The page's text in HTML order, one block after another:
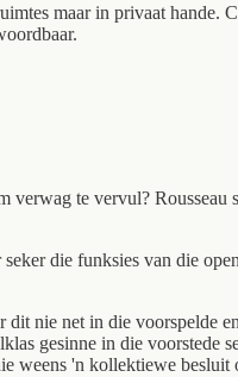
maar in privaat hande.
te vervul? Rousseau
die funksies van die
dit nie net in die voorspelde
gesinne in die voorstede
weens 'n kollektiewe besluit